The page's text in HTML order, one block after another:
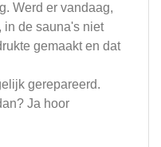
Werd er vandaag,
in de sauna's niet
gemaakt en dat
gerepareerd.
Ja hoor